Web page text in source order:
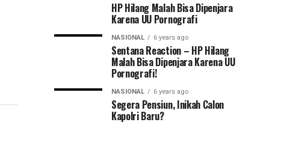
HP Hilang Malah Bisa Dipenjara
Karena UU Pornografi
NASIONAL 6 years ago
Sentana Reaction – HP Hilang
Malah Bisa Dipenjara Karena UU
Pornografi!
NASIONAL 6 years ago
Segera Pensiun, Inikah Calon
Kapolri Baru?